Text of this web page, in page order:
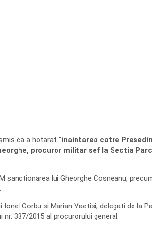
ca a hotarat “inaintarea catre
procuror militar sef la Sectia
sanctionarea lui Gheorghe Cosneanu,
Corbu si Marian Vaetisi, delegati de la
387/2015 al procurorului general.